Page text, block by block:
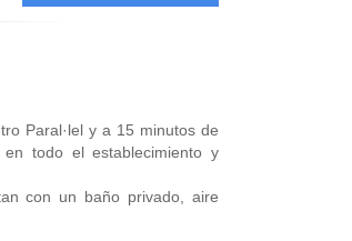
minimalista y suelos
Paral·lel y a 15 minutos de
todo el establecimiento y
con un baño privado, aire